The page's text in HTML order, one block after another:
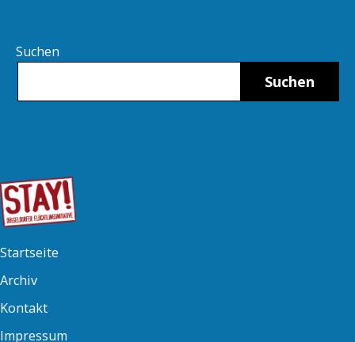
Suchen
Suchen
Startseite
Archiv
Kontakt
Impressum